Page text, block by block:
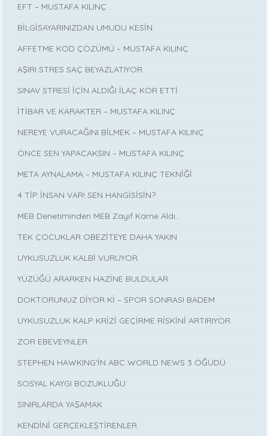
EFT – MUSTAFA KILINÇ
BİLGİSAYARINIZDAN UMUDU KESİN
AFFETME KOD ÇÖZÜMÜ – MUSTAFA KILINÇ
AŞIRI STRES SAÇ BEYAZLATIYOR.
SINAV STRESİ İÇİN ALDIĞI İLAÇ KÖR ETTİ
İTİBAR VE KARAKTER – MUSTAFA KILINÇ
NEREYE VURACAĞINI BİLMEK – MUSTAFA KILINÇ
ÖNCE SEN YAPACAKSIN – MUSTAFA KILINÇ
META AYNALAMA – MUSTAFA KILINÇ TEKNİĞİ
4 TİP İNSAN VAR! SEN HANGİSİSİN?
MEB Denetiminden MEB Zayıf Karne Aldı…
TEK ÇOCUKLAR OBEZİTEYE DAHA YAKIN
UYKUSUZLUK KALBİ VURUYOR
YÜZÜĞÜ ARARKEN HAZİNE BULDULAR
DOKTORUNUZ DİYOR Kİ – SPOR SONRASI BADEM
UYKUSUZLUK KALP KRİZİ GEÇİRME RİSKİNİ ARTIRIYOR
ZOR EBEVEYNLER
STEPHEN HAWKING‘İN ABC WORLD NEWS 3 ÖĞÜDÜ
SOSYAL KAYGI BOZUKLUĞU
SINIRLARDA YAŞAMAK
KENDİNİ GERÇEKLEŞTİRENLER